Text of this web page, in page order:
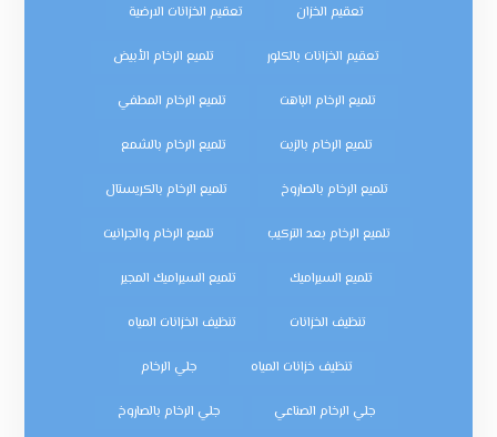
تعقيم الخزان تعقيم الخزانات الارضية
تعقيم الخزانات بالكلور تلميع الرخام الأبيض
تلميع الرخام الباهت تلميع الرخام المطفي
تلميع الرخام بالزيت تلميع الرخام بالشمع
تلميع الرخام بالصاروخ تلميع الرخام بالكريستال
تلميع الرخام بعد التركيب تلميع الرخام والجرانيت
تلميع السيراميك تلميع السيراميك المجير
تنظيف الخزانات تنظيف الخزانات المياه
تنظيف خزانات المياه جلي الرخام
جلي الرخام الصناعي جلي الرخام بالصاروخ